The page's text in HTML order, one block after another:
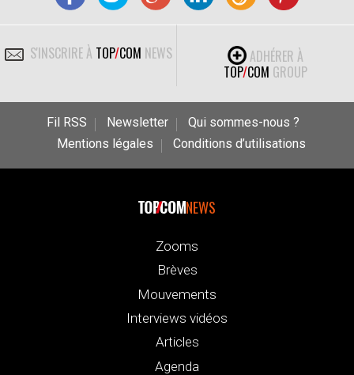
S'INSCRIRE À TOP/COM NEWS
ADHÉRER À
TOP/COM GROUP
Fil RSS Newsletter
Qui sommes-nous ?
Mentions légales
Conditions d’utilisations
NEWS
Zooms
Brèves
Mouvements
Interviews vidéos
Articles
Agenda